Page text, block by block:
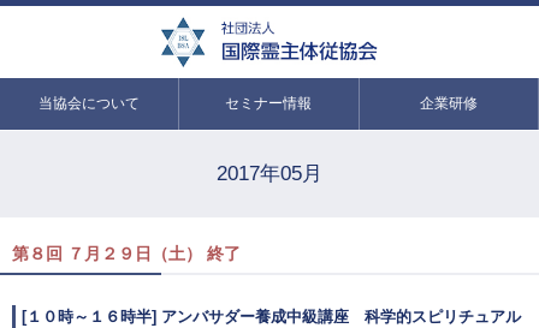
当協会について セミナー情報 企業研修
2017年05月
第８回 ７月２９日（土） 終了
[１０時～１６時半] アンバサダー養成中級講座 科学的スピリチュアル